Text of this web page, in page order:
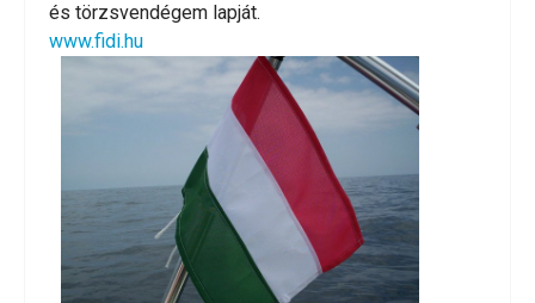
és törzsvendégem lapját.
www.fidi.hu